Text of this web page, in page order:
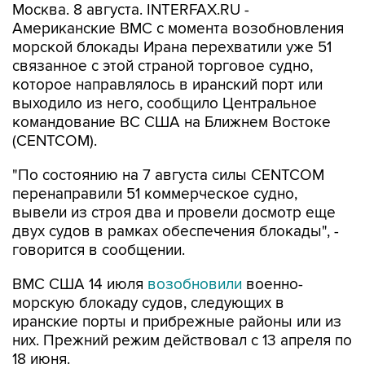
Москва. 8 августа. INTERFAX.RU -
Американские ВМС с момента возобновления
морской блокады Ирана перехватили уже 51
связанное с этой страной торговое судно,
которое направлялось в иранский порт или
выходило из него, сообщило Центральное
командование ВС США на Ближнем Востоке
(CENTCOM).
"По состоянию на 7 августа силы CENTCOM
перенаправили 51 коммерческое судно,
вывели из строя два и провели досмотр еще
двух судов в рамках обеспечения блокады", -
говорится в сообщении.
ВМС США 14 июля возобновили военно-
морскую блокаду судов, следующих в
иранские порты и прибрежные районы или из
них. Прежний режим действовал с 13 апреля по
18 июня.